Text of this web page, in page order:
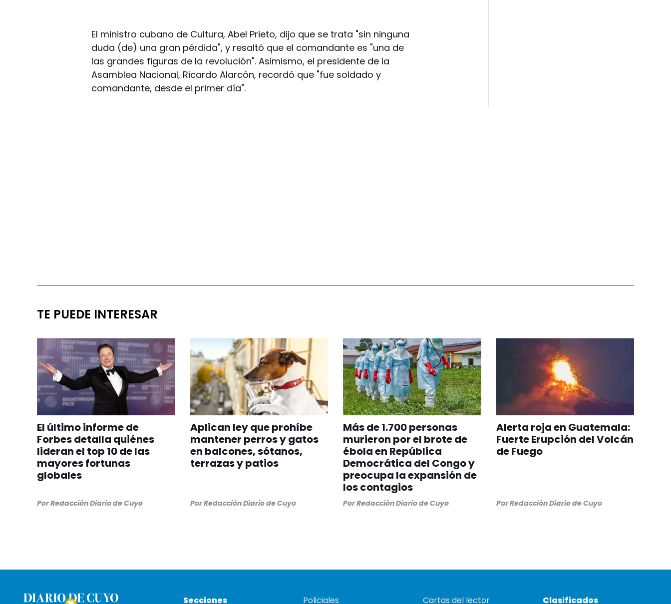
El ministro cubano de Cultura, Abel Prieto, dijo que se trata "sin ninguna
duda (de) una gran pérdida", y resaltó que el comandante es "una de
las grandes figuras de la revolución". Asimismo, el presidente de la
Asamblea Nacional, Ricardo Alarcón, recordó que "fue soldado y
comandante, desde el primer día".
TE PUEDE INTERESAR
El último informe de
Forbes detalla quiénes
lideran el top 10 de las
mayores fortunas
globales
PorRedacción Diario de Cuyo
Aplican ley que prohíbe
mantener perros y gatos
en balcones, sótanos,
terrazas y patios
PorRedacción Diario de Cuyo
Más de 1.700 personas
murieron por el brote de
ébola en República
Democrática del Congo y
preocupa la expansión de
los contagios
PorRedacción Diario de Cuyo
Alerta roja en Guatemala:
Fuerte Erupción del Volcán
de Fuego
PorRedacción Diario de Cuyo
Secciones Policiales Cartas del lector Clasificados